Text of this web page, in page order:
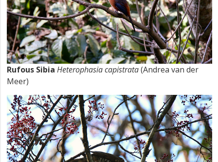
Rufous Sibia Heterophasia capistrata(Andrea van der
Meer)